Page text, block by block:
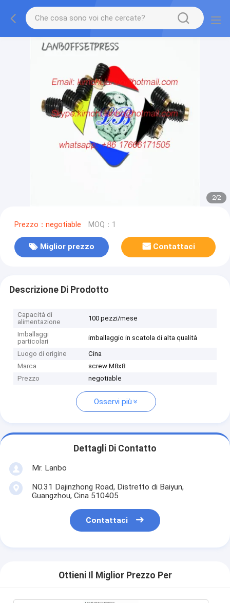
2/2
Prezzo：negotiable MOQ：1
Miglior prezzo Contattaci
Descrizione Di Prodotto
Capacità di
alimentazione
100 pezzi/mese
Imballaggi
particolari
imballaggio in scatola di alta qualità
Luogo di origine
Cina
Marca
screw M8x8
Prezzo
negotiable
Osservi più
Dettagli Di Contatto
Mr. Lanbo
NO.31 Dajinzhong Road, Distretto di Baiyun,
Guangzhou, Cina 510405
Contattaci
Ottieni Il Miglior Prezzo Per